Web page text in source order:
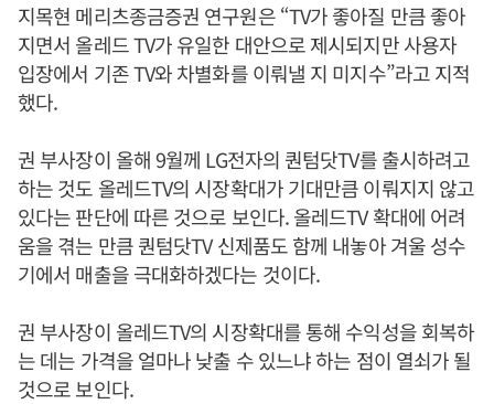
지목현 메리츠종금증권 연구원은 “TV가 좋아질 만큼 좋아
지면서 올레드 TV가 유일한 대안으로 제시되지만 사용자
입장에서 기존 TV와 차별화를 이뤄낼 지 미지수”라고 지적
했다.
권 부사장이 올해 9월께 LG전자의 퀀텀닷TV를 출시하려고
하는 것도 올레드TV의 시장확대가 기대만큼 이뤄지지 않고
있다는 판단에 따른 것으로 보인다. 올레드TV 확대에 어려
움을 겪는 만큼 퀀텀닷TV 신제품도 함께 내놓아 겨울 성수
기에서 매출을 극대화하겠다는 것이다.
권 부사장이 올레드TV의 시장확대를 통해 수익성을 회복하
는 데는 가격을 얼마나 낮출 수 있느냐 하는 점이 열쇠가 될
것으로 보인다.